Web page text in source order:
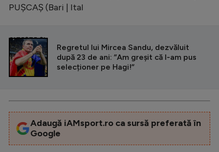
PUȘCAȘ (Bari | Ital
CITEȘTE ȘI
Regretul lui Mircea Sandu, dezvăluit
după 23 de ani: ”Am greşit că l-am pus
selecționer pe Hagi!”
Adaugă iAMsport.ro ca sursă preferată în
Google